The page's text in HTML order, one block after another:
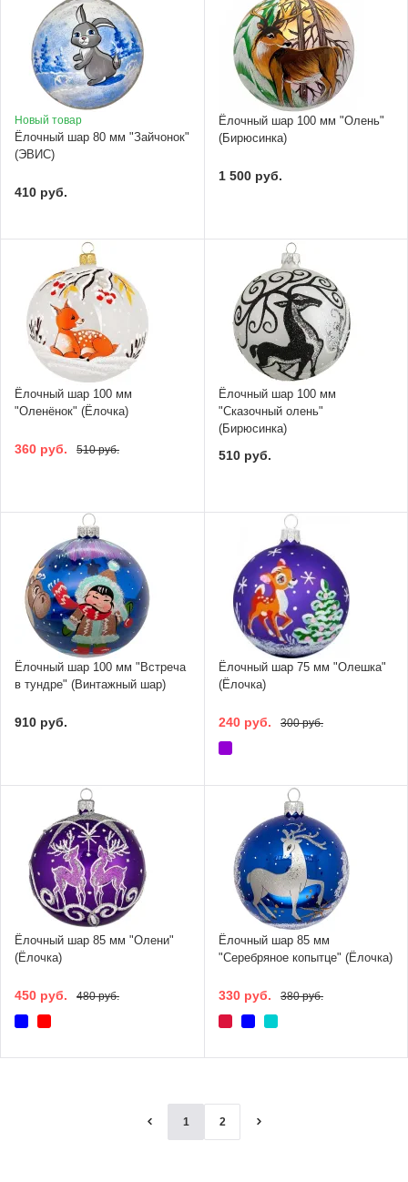
Новый товар
Ёлочный шар 80 мм "Зайчонок"
(ЭВИС)
410 руб.
Ёлочный шар 100 мм "Олень"
(Бирюсинка)
1 500 руб.
Ёлочный шар 100 мм
"Оленёнок" (Ёлочка)
360 руб. 510 руб.
Ёлочный шар 100 мм
"Сказочный олень"
(Бирюсинка)
510 руб.
Ёлочный шар 100 мм "Встреча
в тундре" (Винтажный шар)
910 руб.
Ёлочный шар 75 мм "Олешка"
(Ёлочка)
240 руб. 300 руб.
Ёлочный шар 85 мм "Олени"
(Ёлочка)
450 руб. 480 руб.
Ёлочный шар 85 мм
"Серебряное копытце" (Ёлочка)
330 руб. 380 руб.
1 2